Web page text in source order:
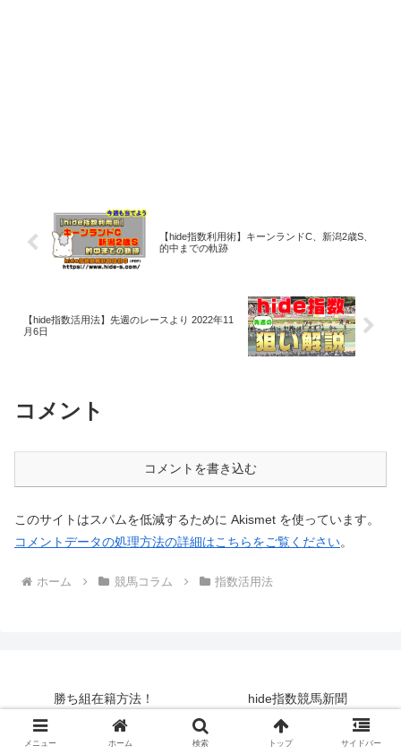
【hide指数利用術】キーンランドC、新潟2歳S、
的中までの軌跡
【hide指数活用法】先週のレースより 2022年11
月6日
コメント
コメントを書き込む
このサイトはスパムを低減するために Akismet を使っています。
コメントデータの処理方法の詳細はこちらをご覧ください。
ホーム 競馬コラム 指数活用法
勝ち組在籍方法！
hide指数競馬新聞
勉強回顧Plus
競馬コラム
コースデータ
会員ログイン
メニュー ホーム 検索 トップ サイドバー